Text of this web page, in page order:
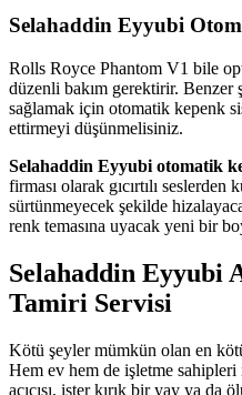
Selahaddin Eyyubi
Rolls Royce Phantom V1 bile
düzenli bakım gerektirir. Benzer
sağlamak için otomatik kepenk
ettirmeyi düşünmelisiniz.
Selahaddin Eyyubi otomatik
firması olarak gıcırtılı
sürtünmeyecek şekilde
renk temasına uyacak yeni bir
Selahaddin Eyyubi
Tamiri Servisi
Kötü şeyler mümkün olan en
Hem ev hem de işletme
açıcısı, ister kırık bir yay ya